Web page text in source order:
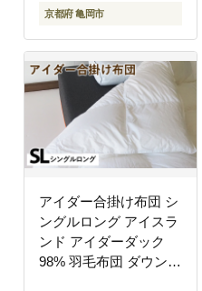
京都府 亀岡市
アイダー合掛け布団 シ
ングルロング アイスラ
ンド アイダーダック
98% 羽毛布団 ダウン